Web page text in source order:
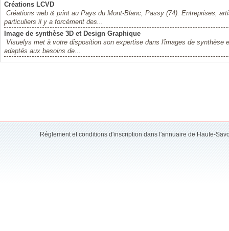
Créations LCVD
Créations web & print au Pays du Mont-Blanc, Passy (74). Entreprises,
particuliers il y a forcément des...
Image de synthèse 3D et Design Graphique
Visuelys met à votre disposition son expertise dans l'images de synthèse
adaptés aux besoins de...
Réglement et conditions d'inscription dans l'annuaire de Haute-